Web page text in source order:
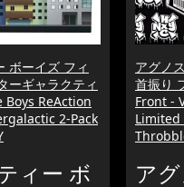
ボーイズ フィ
ーギャラクティ
Boys ReAction
2-Pack
ィー ボ
アグノ
首振り
Front -
Limited
ア